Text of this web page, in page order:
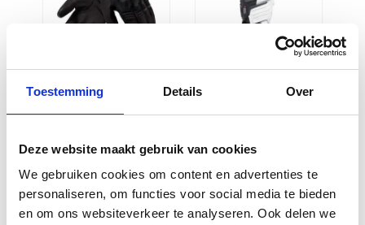
Toestemming Details Over
Deze website maakt gebruik van cookies
We gebruiken cookies om content en advertenties te
personaliseren, om functies voor social media te bieden
en om ons websiteverkeer te analyseren. Ook delen we
Revit Lava
H2O Gloves
Ladies Black
€64,99
Long Gloves
White Fluo-
Red N32
€179,95